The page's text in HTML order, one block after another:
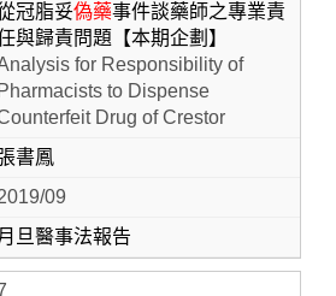
冠脂妥偽藥事件談藥師之專業責
與歸責問題【本期企劃】
for Responsibility of
Pharmacists to Dispense
Drug of Crestor
書鳳
09
月旦醫事法報告